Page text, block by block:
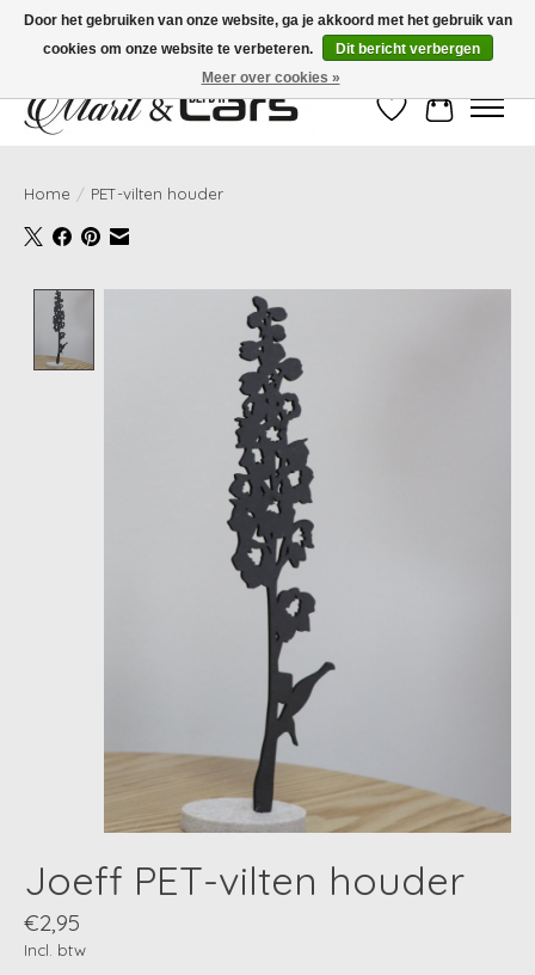
Gratis verzending vanaf €99,- | Voor 16:00 uur besteld, vandaag verzonden!
Verlanglijst
Home / PET-vilten houder
Product image slideshow Items
Joeff PET-vilten houder
€2,95
Incl. btw
Door het gebruiken van onze website, ga je akkoord met het gebruik van
cookies om onze website te verbeteren.
Dit bericht verbergen
Meer over cookies »